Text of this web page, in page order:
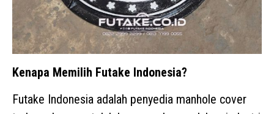
Kenapa Memilih Futake Indonesia?
Futake Indonesia adalah penyedia manhole cover